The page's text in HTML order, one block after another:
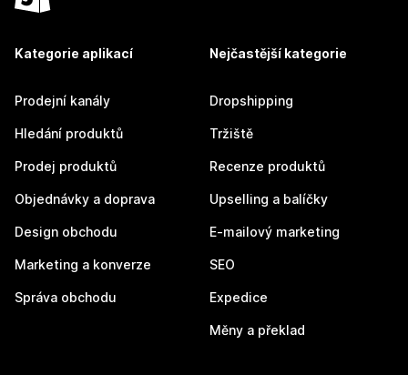
Kategorie aplikací
Prodejní kanály
Hledání produktů
Prodej produktů
Objednávky a doprava
Design obchodu
Marketing a konverze
Správa obchodu
Nejčastější kategorie
Dropshipping
Tržiště
Recenze produktů
Upselling a balíčky
E-mailový marketing
SEO
Expedice
Měny a překlad